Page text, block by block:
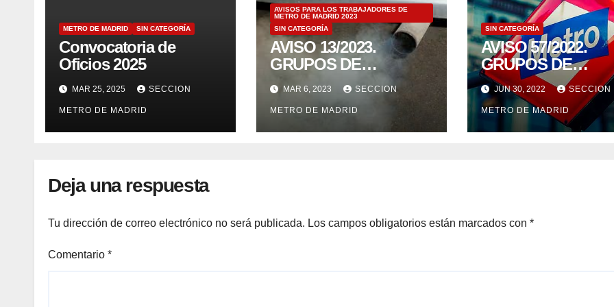
METRO DE MADRID SIN CATEGORÍA
Convocatoria de
Oficios 2025
MAR 25, 2025 SECCION
METRO DE MADRID
AVISOS PARA LOS TRABAJADORES DE
METRO DE MADRID 2023
SIN CATEGORÍA
AVISO 13/2023.
GRUPOS DE
TRABAJO AMIANTO Y
EMISIONES DE
MOTORES DIÉSEL
21/02/23.
MAR 6, 2023 SECCION
METRO DE MADRID
SIN CATEGORÍA
AVISO 57/2022.
GRUPOS DE
TRABAJO 21/06/
JUN 30, 2022 SECCION
METRO DE MADRID
Deja una respuesta
Tu dirección de correo electrónico no será publicada. Los campos obligatorios están marcados con *
Comentario *